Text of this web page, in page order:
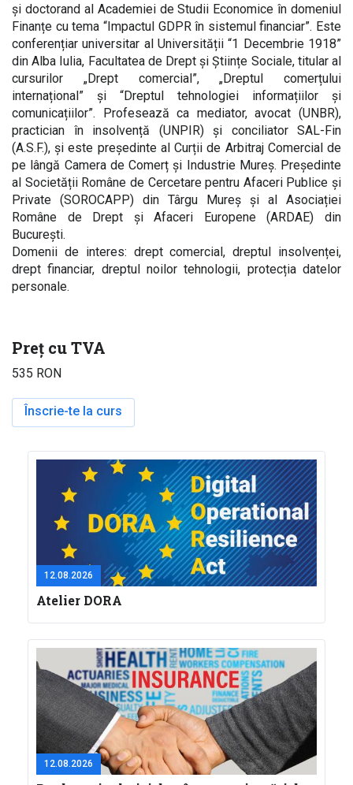
și doctorand al Academiei de Studii Economice în domeniul
Finanțe cu tema “Impactul GDPR în sistemul financiar”. Este
conferențiar universitar al Universității “1 Decembrie 1918”
din Alba Iulia, Facultatea de Drept și Științe Sociale, titular al
cursurilor „Drept comercial”, „Dreptul comerțului
internațional” și “Dreptul tehnologiei informațiilor și
comunicațiilor”. Profesează ca mediator, avocat (UNBR),
practician în insolvență (UNPIR) și conciliator SAL-Fin
(A.S.F.), și este președinte al Curții de Arbitraj Comercial de
pe lângă Camera de Comerț și Industrie Mureș. Președinte
al Societății Române de Cercetare pentru Afaceri Publice și
Private (SOROCAPP) din Târgu Mureș și al Asociației
Române de Drept și Afaceri Europene (ARDAE) din
București.
Domenii de interes: drept comercial, dreptul insolvenței,
drept financiar, dreptul noilor tehnologii, protecția datelor
personale.
Preț cu TVA
535 RON
Înscrie-te la curs
12.08.2026
Atelier DORA
12.08.2026